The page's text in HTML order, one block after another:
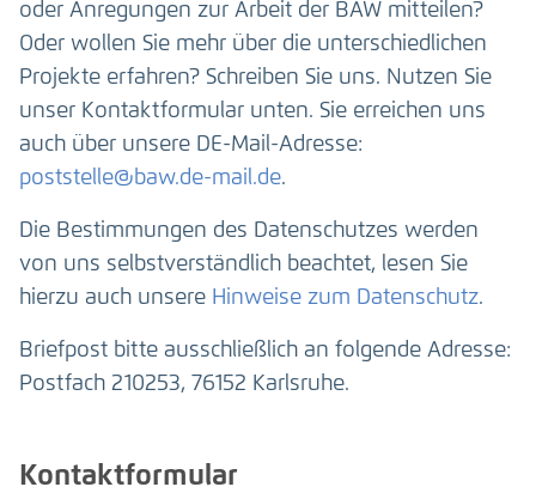
oder Anregungen zur Arbeit der BAW mitteilen?
Oder wollen Sie mehr über die unterschiedlichen
Projekte erfahren? Schreiben Sie uns. Nutzen Sie
unser Kontaktformular unten. Sie erreichen uns
auch über unsere DE-Mail-Adresse:
poststelle@baw.de-mail.de.
Die Bestimmungen des Datenschutzes werden
von uns selbstverständlich beachtet, lesen Sie
hierzu auch unsere Hinweise zum Datenschutz.
Briefpost bitte ausschließlich an folgende Adresse:
Postfach 210253, 76152 Karlsruhe.
Kontaktformular